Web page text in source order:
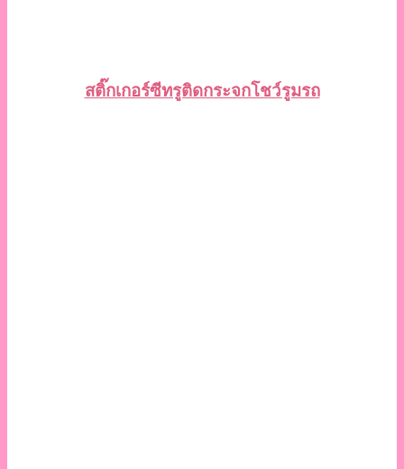
สติ๊กเกอร์ซีทรูติดกระจกโชว์รูมรถ